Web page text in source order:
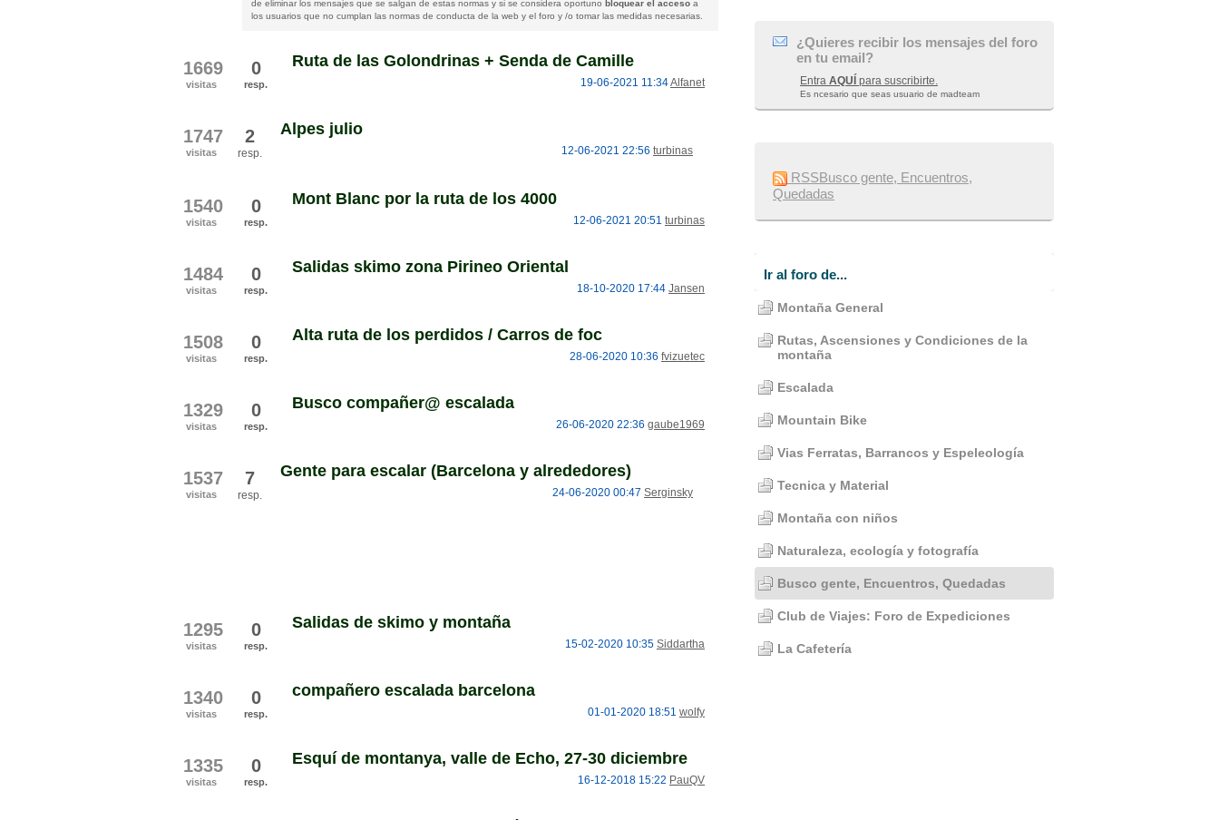
de eliminar los mensajes que se salgan de estas normas y si se considera oportuno bloquear el acceso a
los usuarios que no cumplan las normas de conducta de la web y el foro y /o tomar las medidas necesarias.
1669
visitas
0
resp.
Ruta de las Golondrinas + Senda de Camille
19-06-2021 11:34Alfanet
1747
visitas
2
resp.
Alpes julio
12-06-2021 22:56 turbinas
1540
visitas
0
resp.
Mont Blanc por la ruta de los 4000
12-06-2021 20:51 turbinas
1484
visitas
0
resp.
Salidas skimo zona Pirineo Oriental
18-10-2020 17:44 Jansen
1508
visitas
0
resp.
Alta ruta de los perdidos / Carros de foc
28-06-2020 10:36 fvizuetec
1329
visitas
0
resp.
Busco compañer@ escalada
26-06-2020 22:36 gaube1969
1537
visitas
7
resp.
Gente para escalar (Barcelona y alrededores)
24-06-2020 00:47 Serginsky
1295
visitas
0
resp.
Salidas de skimo y montaña
15-02-2020 10:35 Siddartha
1340
visitas
0
resp.
compañero escalada barcelona
01-01-2020 18:51 wolfy
1335
visitas
0
resp.
Esquí de montanya, valle de Echo, 27-30 diciembre
16-12-2018 15:22 PauQV
¿Quieres recibir los mensajes del foro
en tu email?
Entra AQUÍ para suscribirte.
Es ncesario que seas usuario de madteam
RSSBusco gente, Encuentros,
Quedadas
Ir al foro de...
Montaña General
Rutas, Ascensiones y Condiciones de la
montaña
Escalada
Mountain Bike
Vias Ferratas, Barrancos y Espeleología
Tecnica y Material
Montaña con niños
Naturaleza, ecología y fotografía
Busco gente, Encuentros, Quedadas
Club de Viajes: Foro de Expediciones
La Cafetería